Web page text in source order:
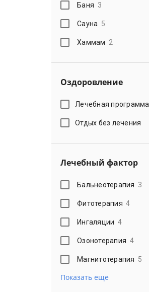
Баня 3
Сауна 5
Хаммам 2
Оздоровление
Лечебная программа
Отдых без лечения
Лечебный фактор
Бальнеотерапия 3
Фитотерапия 4
Ингаляции 4
Озонотерапия 4
Магнитотерапия 5
Показать еще